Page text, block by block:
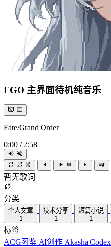
FGO 主界面待机纯音乐
Fate/Grand Order
0:00 / 2:58
暂无歌词
分类
个人文章
1
技术分享
1
短篇小说
1
标签
ACG图鉴 AI创作 Akasha Codex